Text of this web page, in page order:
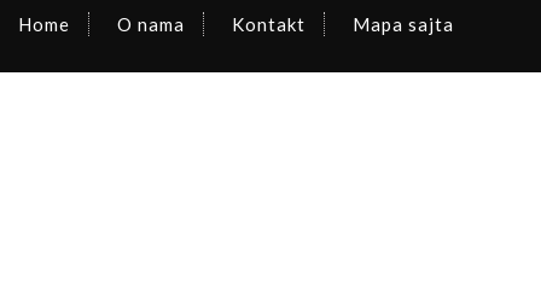
Home O nama Kontakt Mapa sajta